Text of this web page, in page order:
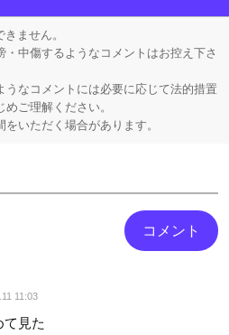
キング、ついに発表される
ません。
・中傷するようなコメントはお控え下さ
うなコメントには必要に応じて法的措置
ご理解ください。
いただく場合があります。
11:03
て見た